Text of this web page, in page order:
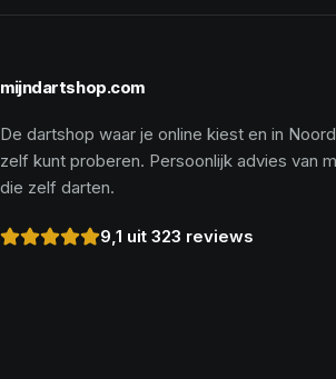
mijndartshop.com
De dartshop waar je online kiest en in
zelf kunt proberen. Persoonlijk advies van
die zelf darten.
9,1 uit 323 reviews